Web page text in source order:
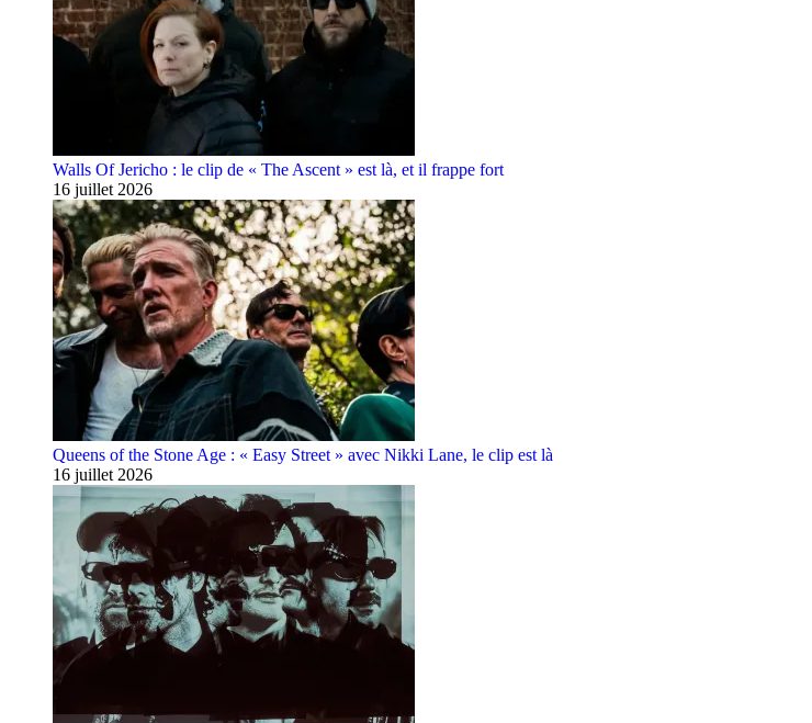
Walls Of Jericho : le clip de « The Ascent » est là, et il frappe fort
16 juillet 2026
Queens of the Stone Age : « Easy Street » avec Nikki Lane, le clip est là
16 juillet 2026